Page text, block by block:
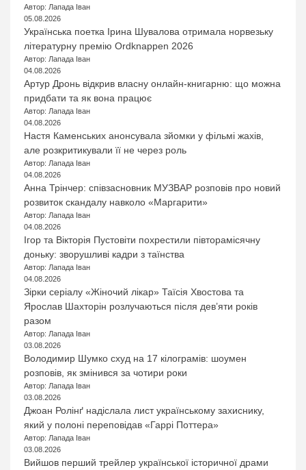
Автор: Лапада Іван
05.08.2026
Українська поетка Ірина Шувалова отримала норвезьку
літературну премію Ordknappen 2026
Автор: Лапада Іван
04.08.2026
Артур Дронь відкрив власну онлайн-книгарню: що можна
придбати та як вона працює
Автор: Лапада Іван
04.08.2026
Настя Каменських анонсувала зйомки у фільмі жахів,
але розкритикували її не через роль
Автор: Лапада Іван
04.08.2026
Анна Трінчер: співзасновник МУЗВАР розповів про новий
розвиток скандалу навколо «Маргарити»
Автор: Лапада Іван
04.08.2026
Ігор та Вікторія Пустовіти похрестили півторамісячну
доньку: зворушливі кадри з таїнства
Автор: Лапада Іван
04.08.2026
Зірки серіалу «Жіночий лікар» Таїсія Хвостова та
Ярослав Шахторін розлучаються після дев’яти років
разом
Автор: Лапада Іван
03.08.2026
Володимир Шумко схуд на 17 кілограмів: шоумен
розповів, як змінився за чотири роки
Автор: Лапада Іван
03.08.2026
Джоан Ролінґ надіслала лист українському захиснику,
який у полоні переповідав «Гаррі Поттера»
Автор: Лапада Іван
03.08.2026
Вийшов перший трейлер української історичної драми